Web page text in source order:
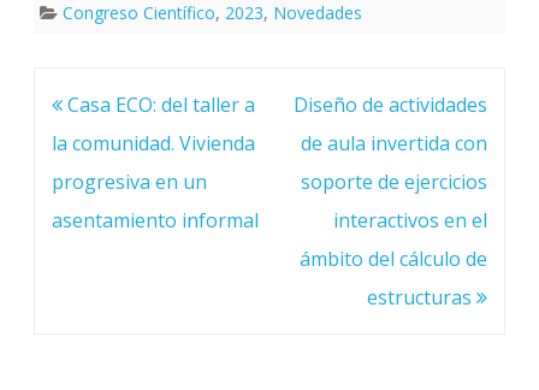
Congreso Científico, 2023, Novedades
Navegación
de
entradas
Casa ECO: del taller a
la comunidad. Vivienda
progresiva en un
asentamiento informal
Diseño de actividades
de aula invertida con
soporte de ejercicios
interactivos en el
ámbito del cálculo de
estructuras